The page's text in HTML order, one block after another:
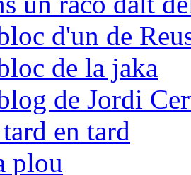
d'un de
de la jaka
de Jordi
en tard
plou